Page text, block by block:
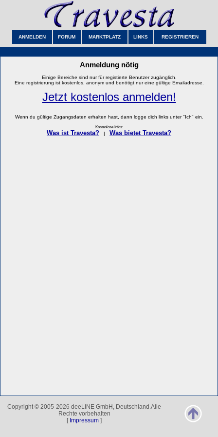
ANMELDEN FORUM MARKTPLATZ LINKS REGISTRIEREN
Anmeldung nötig
Einige Bereiche sind nur für registierte Benutzer zugänglich.
Eine registrierung ist kostenlos, anonym und benötigt nur eine gültige Emailadresse.
Jetzt kostenlos anmelden!
Wenn du gültige Zugangsdaten erhalten hast, dann logge dich links unter "Ich" ein.
Kostenlose Infos:
Was ist Travesta? Was bietet Travesta?
Copyright © 2005-2026 deeLINE GmbH, Deutschland.Alle
Rechte vorbehalten
[ Impressum ]